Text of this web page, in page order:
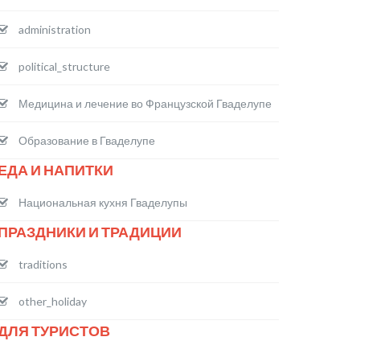
administration
political_structure
Медицина и лечение во Французской Гваделупе
Образование в Гваделупе
И НАПИТКИ
Национальная кухня Гваделупы
И ТРАДИЦИИ
traditions
other_holiday
ТУРИСТОВ